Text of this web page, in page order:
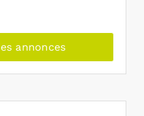
annonces